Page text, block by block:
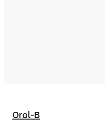
Oral-B